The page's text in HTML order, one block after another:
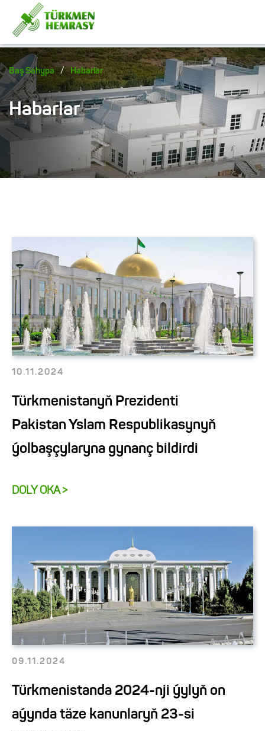
Baş Sahypa / Habarlar
Habarlar
10.11.2024
Türkmenistanyň Prezidenti
Pakistan Yslam Respublikasynyň
ýolbaşçylaryna gynanç bildirdi
DOLY OKA >
09.11.2024
Türkmenistanda 2024-nji ýylyň on
aýynda täze kanunlaryň 23-si